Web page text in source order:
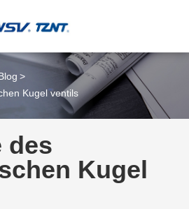
Kugel ventils
des
Kugel